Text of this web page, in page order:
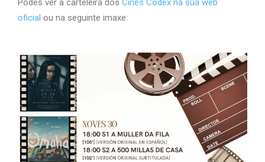
Podes ver a carteleira dos Cines Codex na súa web
oficial ou na seguinte imaxe: